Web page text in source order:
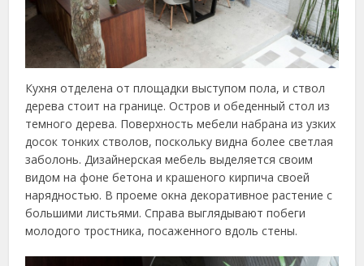
Кухня отделена от площадки выступом пола, и ствол
дерева стоит на границе. Остров и обеденный стол из
темного дерева. Поверхность мебели набрана из узких
досок тонких стволов, поскольку видна более светлая
заболонь. Дизайнерская мебель выделяется своим
видом на фоне бетона и крашеного кирпича своей
нарядностью. В проеме окна декоративное растение с
большими листьями. Справа выглядывают побеги
молодого тростника, посаженного вдоль стены.